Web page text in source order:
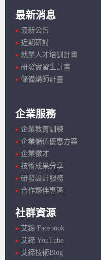
最新消息
最新公告
近期研討
就業人才培訓計畫
研發實習生計畫
儲備講師計畫
企業服務
企業教育訓練
企業儲值優惠方案
企業徵才
技術成果分享
研發設計服務
合作夥伴專區
社群資源
艾鍗 Facebook
艾鍗 YouTube
艾鍗技術Blog